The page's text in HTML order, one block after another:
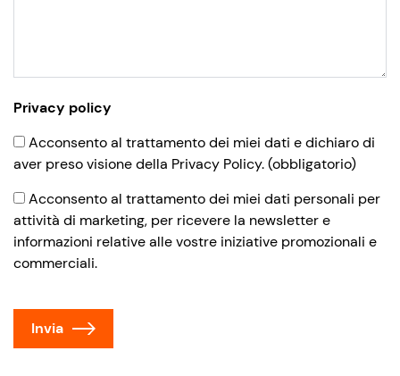
Privacy policy
Acconsento al trattamento dei miei dati e dichiaro di
aver preso visione della Privacy Policy. (obbligatorio)
Acconsento al trattamento dei miei dati personali per
attività di marketing, per ricevere la newsletter e
informazioni relative alle vostre iniziative promozionali e
commerciali.
Invia